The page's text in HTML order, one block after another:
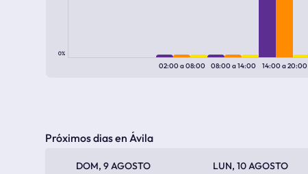
0%
02:00a08:00 08:00a14:00 14:00a20:00
Próximos dias en Ávila
DOM, 9 AGOSTO LUN, 10 AGOSTO